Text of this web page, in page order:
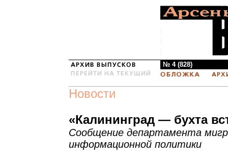
№ 4 (828)
Новости
«Калининград — бухта
Сообщение департамента
информационной политики